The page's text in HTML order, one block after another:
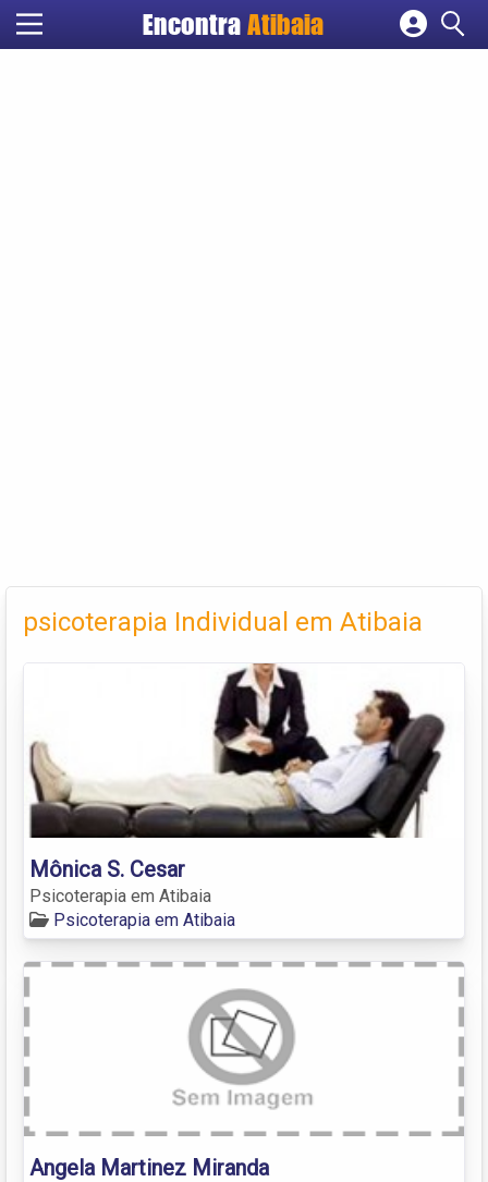
Encontra Atibaia
psicoterapia Individual em Atibaia
Mônica S. Cesar
Psicoterapia em Atibaia
Psicoterapia em Atibaia
Angela Martinez Miranda